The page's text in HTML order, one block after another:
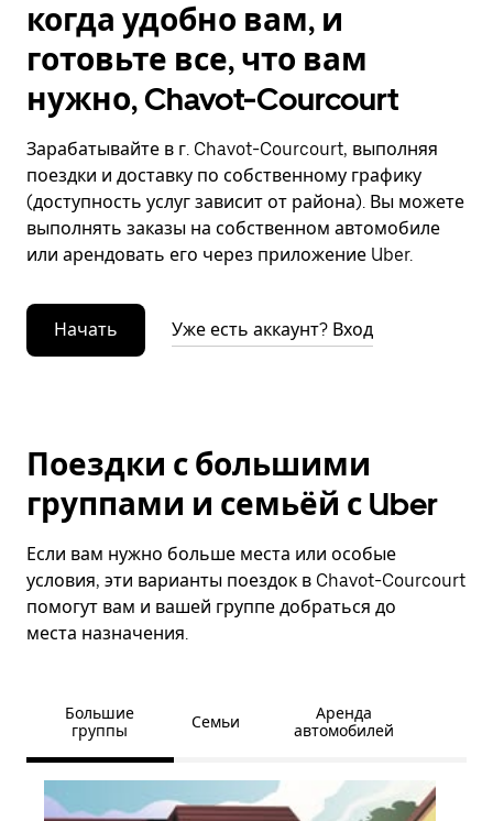
когда удобно вам, и
готовьте все, что вам
нужно, Chavot-Courcourt
Зарабатывайте в г. Chavot-Courcourt, выполняя
поездки и доставку по собственному графику
(доступность услуг зависит от района). Вы можете
выполнять заказы на собственном автомобиле
или арендовать его через приложение Uber.
Начать Уже есть аккаунт? Вход
Поездки с большими
группами и семьёй с Uber
Если вам нужно больше места или особые
условия, эти варианты поездок в Chavot-Courcourt
помогут вам и вашей группе добраться до
места назначения.
Большие
группы
Семьи
Аренда
автомобилей